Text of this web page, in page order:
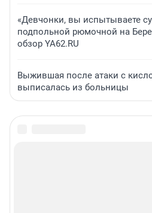
«Девчонки, вы испытываете
подпольной рюмочной на
обзор YA62.RU
Выжившая после атаки с
выписалась из больницы